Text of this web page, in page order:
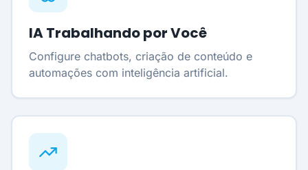
IA Trabalhando por Você
Configure chatbots, criação de conteúdo e
automações com inteligência artificial.